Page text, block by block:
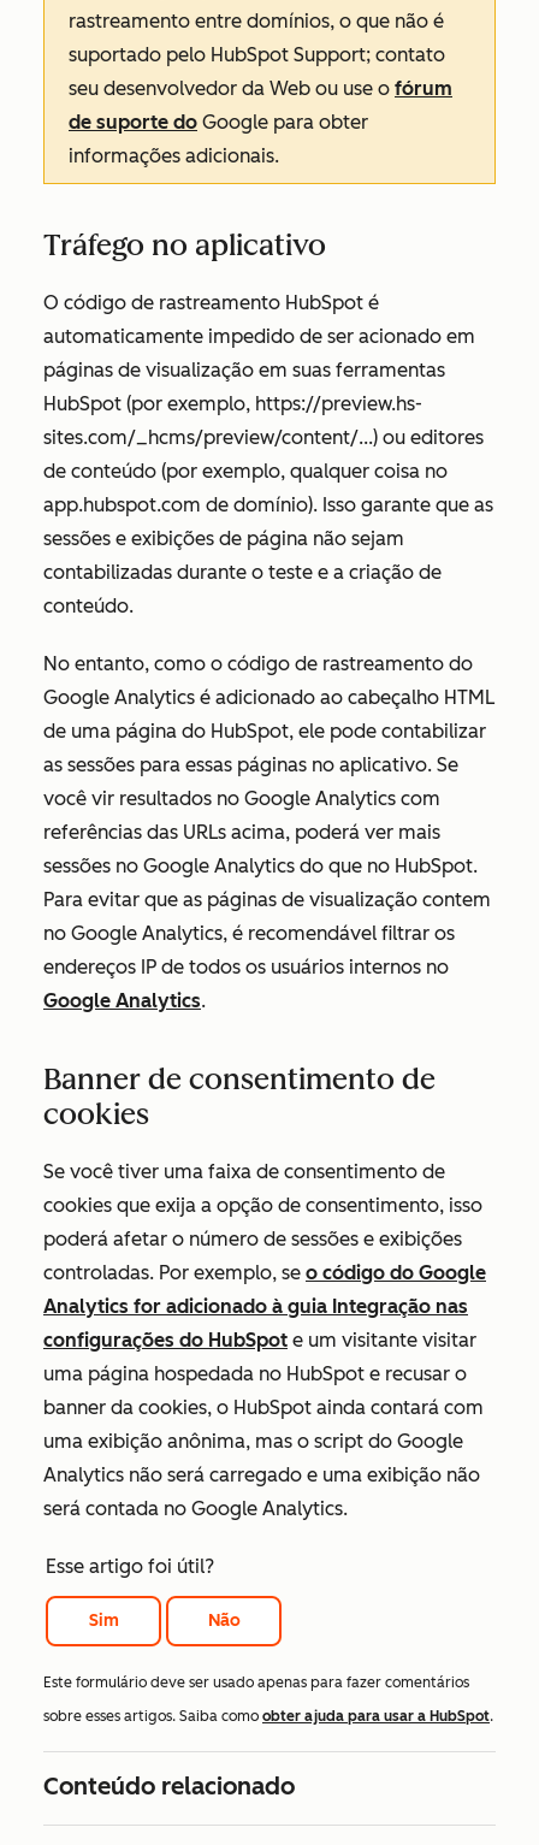
rastreamento entre domínios, o que não é
suportado pelo HubSpot Support; contato
seu desenvolvedor da Web ou use o fórum
de suporte do Google para obter
informações adicionais.
Tráfego no aplicativo
O código de rastreamento HubSpot é
automaticamente impedido de ser acionado em
páginas de visualização em suas ferramentas
HubSpot (por exemplo, https://preview.hs-
sites.com/_hcms/preview/content/...) ou editores
de conteúdo (por exemplo, qualquer coisa no
app.hubspot.com de domínio). Isso garante que as
sessões e exibições de página não sejam
contabilizadas durante o teste e a criação de
conteúdo.
No entanto, como o código de rastreamento do
Google Analytics é adicionado ao cabeçalho HTML
de uma página do HubSpot, ele pode contabilizar
as sessões para essas páginas no aplicativo. Se
você vir resultados no Google Analytics com
referências das URLs acima, poderá ver mais
sessões no Google Analytics do que no HubSpot.
Para evitar que as páginas de visualização contem
no Google Analytics, é recomendável filtrar os
endereços IP de todos os usuários internos no
Google Analytics.
Banner de consentimento de
cookies
Se você tiver uma faixa de consentimento de
cookies que exija a opção de consentimento, isso
poderá afetar o número de sessões e exibições
controladas. Por exemplo, se o código do Google
Analytics for adicionado à guia Integração nas
configurações do HubSpot e um visitante visitar
uma página hospedada no HubSpot e recusar o
banner da cookies, o HubSpot ainda contará com
uma exibição anônima, mas o script do Google
Analytics não será carregado e uma exibição não
será contada no Google Analytics.
Esse artigo foi útil?
Sim Não
Este formulário deve ser usado apenas para fazer comentários
sobre esses artigos. Saiba como obter ajuda para usar a HubSpot.
Conteúdo relacionado